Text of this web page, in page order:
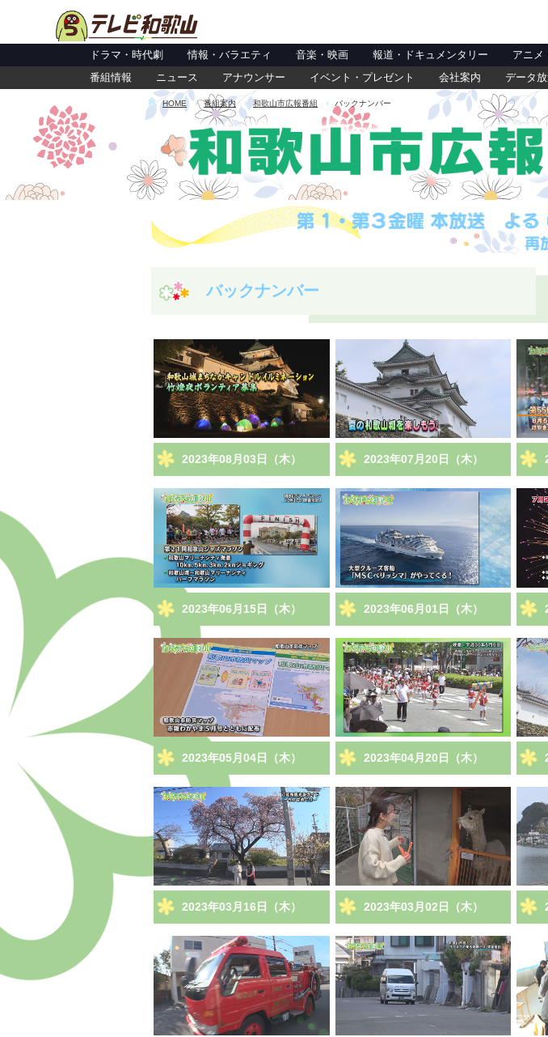
ドラマ・時代劇 情報・バラエティ 音楽・映画 報道・ドキュメンタリー アニメ
番組情報
ニュース アナウンサー イベント・プレゼント 会社案内 データ
HOME 番組案内 和歌山市広報番組 バックナンバー
バックナンバー
2023年08月03日（木） 2023年07月20日（木）
2023年06月15日（木） 2023年06月01日（木）
2023年05月04日（木） 2023年04月20日（木）
2023年03月16日（木） 2023年03月02日（木）